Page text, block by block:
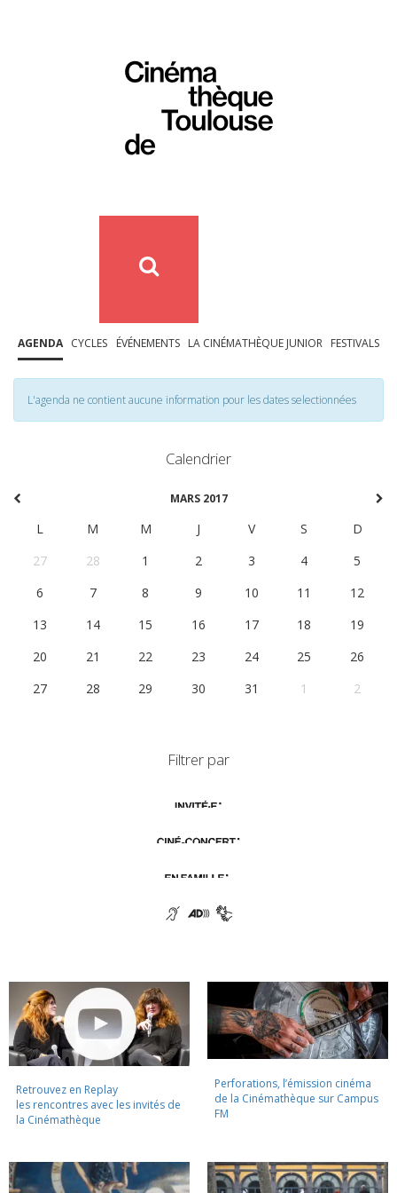
AGENDA CYCLES ÉVÉNEMENTS LA CINÉMATHÈQUE JUNIOR FESTIVALS
L'agenda ne contient aucune information pour les dates selectionnées
Calendrier
MARS 2017
L M M J V S
D
27
28 1 2 3 4
5
6
7 8 9 10 11
12
13
14 15 16 17 18
19
20
21 22 23 24 25
26
27
28 29 30 31 1 2
Filtrer par
Retrouvez en Replay
les rencontres avec les invités de
la Cinémathèque
Perforations, l’émission cinéma
de la Cinémathèque sur Campus
FM